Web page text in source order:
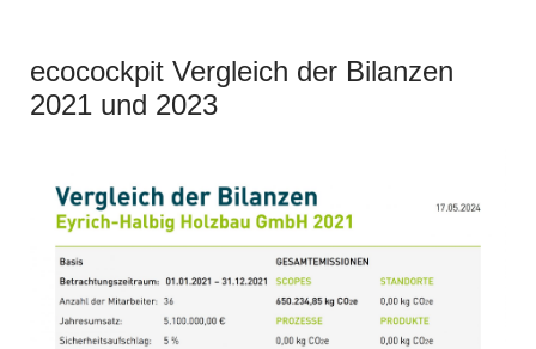
ecocockpit Vergleich der Bilanzen
2021 und 2023